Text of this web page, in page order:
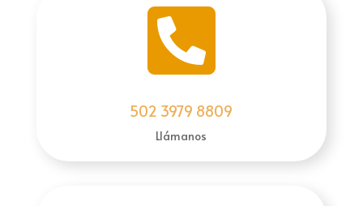

502 3979 8809
Llámanos